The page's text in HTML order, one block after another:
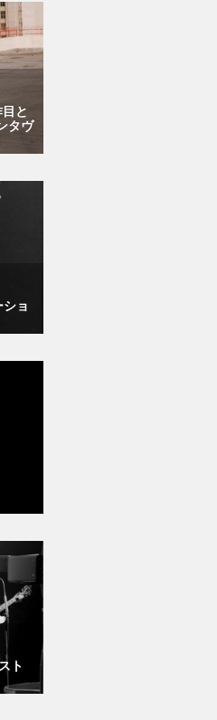
と
タヴ
ョ
ト